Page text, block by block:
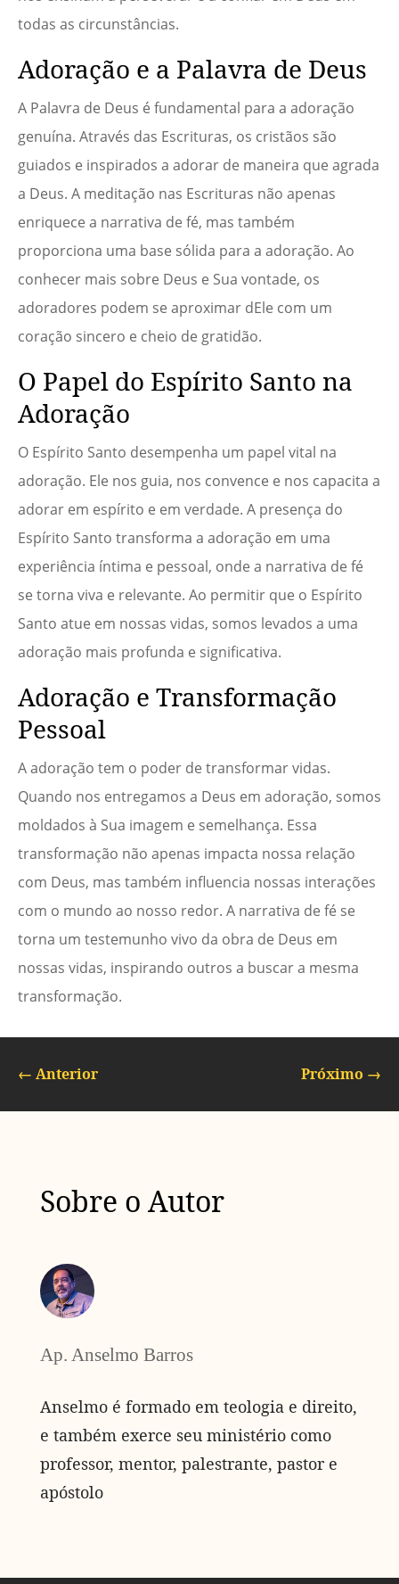
todas as circunstâncias.
Adoração e a Palavra de Deus
A Palavra de Deus é fundamental para a adoração
genuína. Através das Escrituras, os cristãos são
guiados e inspirados a adorar de maneira que agrada
a Deus. A meditação nas Escrituras não apenas
enriquece a narrativa de fé, mas também
proporciona uma base sólida para a adoração. Ao
conhecer mais sobre Deus e Sua vontade, os
adoradores podem se aproximar dEle com um
coração sincero e cheio de gratidão.
O Papel do Espírito Santo na
Adoração
O Espírito Santo desempenha um papel vital na
adoração. Ele nos guia, nos convence e nos capacita a
adorar em espírito e em verdade. A presença do
Espírito Santo transforma a adoração em uma
experiência íntima e pessoal, onde a narrativa de fé
se torna viva e relevante. Ao permitir que o Espírito
Santo atue em nossas vidas, somos levados a uma
adoração mais profunda e significativa.
Adoração e Transformação
Pessoal
A adoração tem o poder de transformar vidas.
Quando nos entregamos a Deus em adoração, somos
moldados à Sua imagem e semelhança. Essa
transformação não apenas impacta nossa relação
com Deus, mas também influencia nossas interações
com o mundo ao nosso redor. A narrativa de fé se
torna um testemunho vivo da obra de Deus em
nossas vidas, inspirando outros a buscar a mesma
transformação.
← Anterior Próximo →
Sobre o Autor
Ap. Anselmo Barros
Anselmo é formado em teologia e direito,
e também exerce seu ministério como
professor, mentor, palestrante, pastor e
apóstolo